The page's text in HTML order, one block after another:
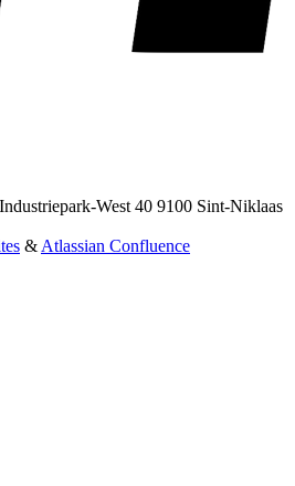
West 40 9100 Sint-Niklaas
& Atlassian Confluence